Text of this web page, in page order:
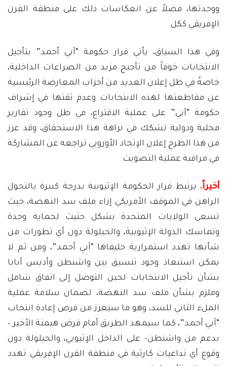
ووحدتها، فضلاً عن انعكاسات ذلك على منطقة القرن
الإفريقي ككل.
وفي هذا السياق، يأتي قرار حكومة “آبي أحمد” بتأجيل
الانتخابات خوفاً من تأجيج مزيد من الصراعات الداخلية،
خاصةً في ظل إعلان العديد من أحزاب المعارضة الرئيسية
عن مقاطعتها لهذه الانتخابات وعدم ثقتها في إشراف
حكومة “آبي” على عملية الاقتراع، في ظل وجود تقارير
محلية ودولية تشكك في نزاهة هذا الاستحقاق، وقد عزز
من هذا الطرح إعلان الإتحاد الأوروبي تراجعه عن المشاركة
في مراقبة عملية التصويت.
أخيراً، يرتبط قرار الحكومة الإثيوبية بدرجة كبيرة بالتحول
الراهن في الموقف الأمريكي إزاء ملف سد النهضة، حيث
تسعى الولايات المتحدة بشكل حثيث لحماية وحدة
وتماسك الدولة الإثيوبية، والحيلولة دون أي تطورات من
شأنها تهدد استمرارية حليفاها “آبي أحمد”، ومن ثم لا
يمكن استبعاد وجود تنسيق بين واشنطن وأديس أبابا
بشأن تأجيل الانتخابات لحين التوصل إلى اتفاق شامل
وملزم بشأن ملف سد النهضة، لضمان سلامة عملية
الملء الثاني للسد، وهو ما سيعزز من فرص إعادة انتخاب
“آبي أحمد”، كما سيمهد الطريق أمام فرض هيمنة الأخير –
بدعم من واشنطن- على الداخل الإثيوبي، والحيلولة دون
وقوع أي تداعيات كارثية في منطقة القرن الإفريقي تهدد